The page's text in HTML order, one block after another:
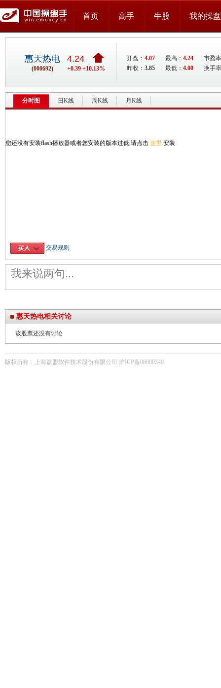
首页 高手 牛股 我的操
惠天热电
(000692)
4.24
+0.39 +10.13%
开盘： 4.07 最高： 4.24
市盈
昨收： 3.85 最低： 4.00 换手
分时图 日K线 周K线 月K线
您还没有安装flash播放器或者您安装的版本过低,请点击 这里 安装
交易规则
惠天热电相关讨论
该股票还没有讨论
版权所有：上海益盟软件技术股份有限公司 沪ICP备06000340